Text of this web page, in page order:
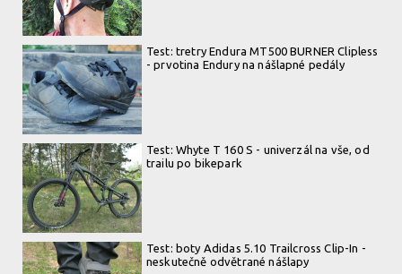
Test: tretry Endura MT500 BURNER Clipless
- prvotina Endury na nášlapné pedály
Test: Whyte T 160 S - univerzál na vše, od
trailu po bikepark
Test: boty Adidas 5.10 Trailcross Clip-In -
neskutečně odvětrané nášlapy